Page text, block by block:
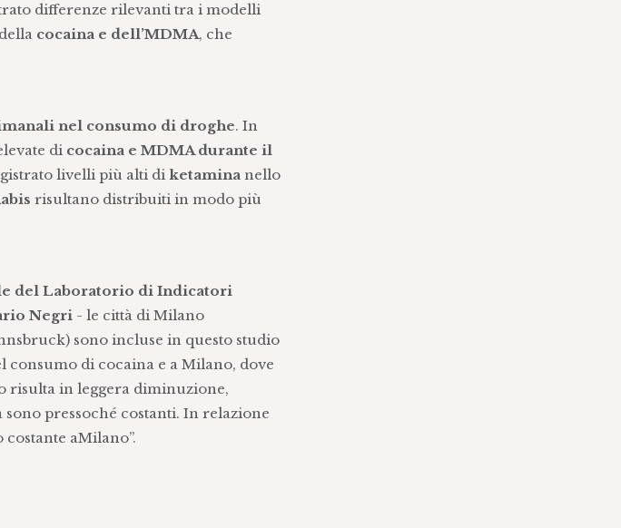
differenze rilevanti tra i modelli
cocaina e dell’MDMA, che
nel consumo di droghe. In
di cocaina e MDMA durante il
livelli più alti di ketaminanello
risultano distribuiti in modo più
del Laboratorio di Indicatori
Negri - le città di Milano
sono incluse in questo studio
di cocaina e a Milano, dove
risulta in leggera diminuzione,
pressoché costanti. In relazione
aMilano”.